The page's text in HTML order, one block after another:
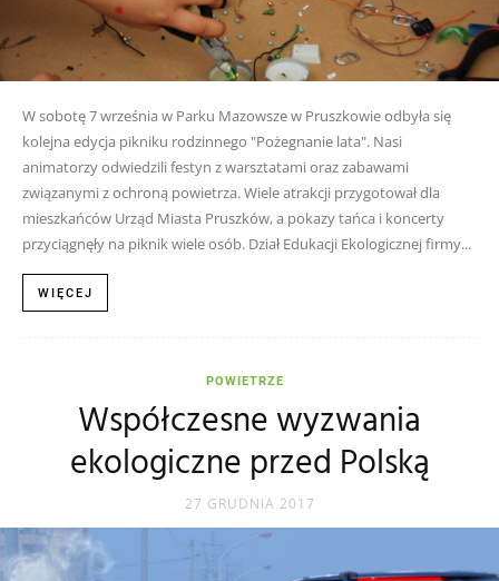
W sobotę 7 września w Parku Mazowsze w Pruszkowie odbyła się
kolejna edycja pikniku rodzinnego "Pożegnanie lata". Nasi
animatorzy odwiedzili festyn z warsztatami oraz zabawami
związanymi z ochroną powietrza. Wiele atrakcji przygotował dla
mieszkańców Urząd Miasta Pruszków, a pokazy tańca i koncerty
przyciągnęły na piknik wiele osób. Dział Edukacji Ekologicznej firmy...
WIĘCEJ
POWIETRZE
Współczesne wyzwania
ekologiczne przed Polską
27 GRUDNIA 2017